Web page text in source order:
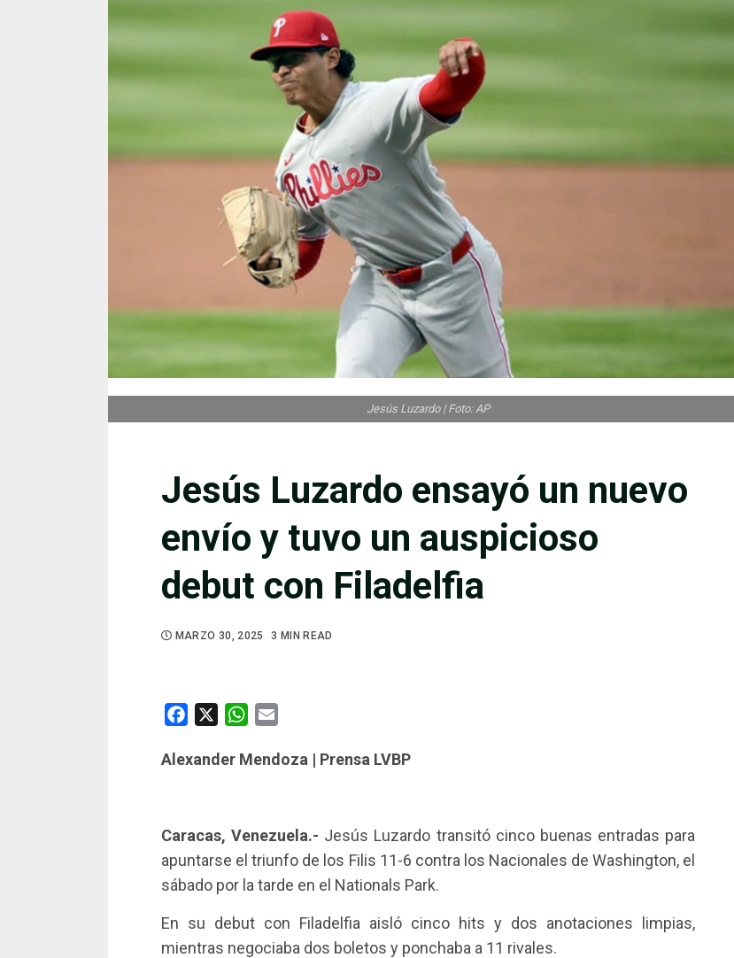
Jesús Luzardo ensayó un nuevo
envío y tuvo un auspicioso
debut con Filadelfia
MARZO 30, 2025 3 MIN READ
Jesús Luzardo | Foto: AP
Facebook WhatsApp
Alexander Mendoza | Prensa LVBP
Caracas, Venezuela.- Jesús Luzardo transitó cinco buenas entradas para
apuntarse el triunfo de los Filis 11-6 contra los Nacionales de Washington, el
sábado por la tarde en el Nationals Park.
En su debut con Filadelfia aisló cinco hits y dos anotaciones limpias,
mientras negociaba dos boletos y ponchaba a 11 rivales.